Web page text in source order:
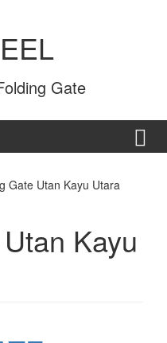
Gate
Gate Utan Kayu Utara
Kayu